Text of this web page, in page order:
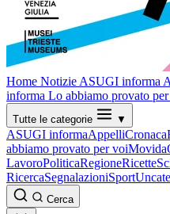
Home Notizie ASUGI informa
informa Lo abbiamo provato
Tutte le categorie ▼
ASUGI informaAppelliCronaca
abbiamo provato per voiMovida
LavoroPoliticaRegioneRicette
RicercaSegnalazioniSport
Cerca